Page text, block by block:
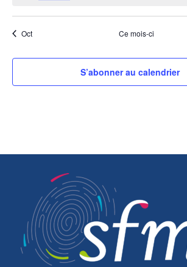
Oct Ce mois-ci
S’abonner au calendrier